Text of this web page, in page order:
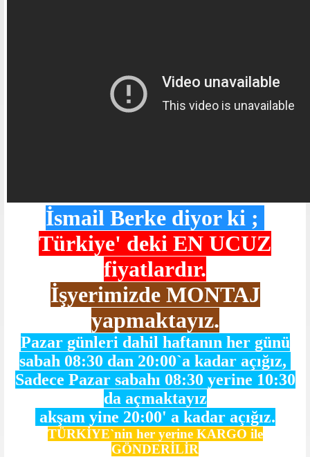
İsmail Berke diyor ki ;
Türkiye' deki EN UCUZ
fiyatlardır.
İşyerimizde MONTAJ
yapmaktayız.
Pazar günleri dahil haftanın her günü
sabah 08:30 dan 20:00`a kadar açığız,
Sadece Pazar sabahı 08:30 yerine 10:30
da açmaktayız
akşam yine 20:00' a kadar açığız.
TÜRKİYE`nin her yerine KARGO ile
GÖNDERİLİR